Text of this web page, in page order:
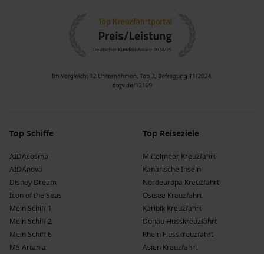
Top Schiffe
AIDAcosma
AIDAnova
Disney Dream
Icon of the Seas
Mein Schiff 1
Mein Schiff 2
Mein Schiff 6
MS Artania
Top Reiseziele
Mittelmeer Kreuzfahrt
Kanarische Inseln
Nordeuropa Kreuzfahrt
Ostsee Kreuzfahrt
Karibik Kreuzfahrt
Donau Flusskreuzfahrt
Rhein Flusskreuzfahrt
Asien Kreuzfahrt